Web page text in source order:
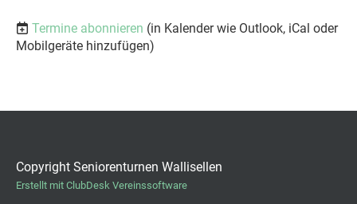
Termine abonnieren (in Kalender wie Outlook, iCal oder
Mobilgeräte hinzufügen)
Copyright Seniorenturnen Wallisellen
Erstellt mit ClubDesk Vereinssoftware